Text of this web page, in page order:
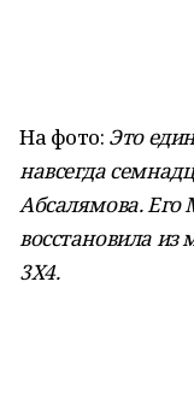
На фото: Это
навсегда
Абсалямова. Его
восстановила
3X4.